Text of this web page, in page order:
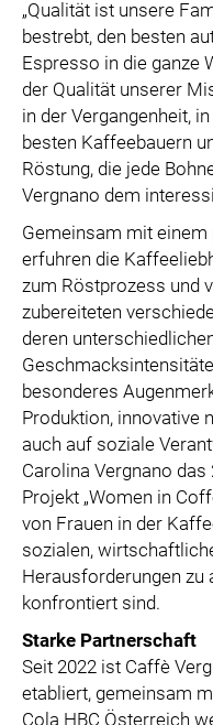
„Qualität ist unsere
bestrebt, den besten
Espresso in die ganze
der Qualität unserer
in der Vergangenheit,
besten Kaffeebauern
Röstung, die jede
Vergnano dem
Gemeinsam mit
erfuhren die
zum Röstprozess und
zubereiteten
deren
besonderes
Produktion, innovative
auch auf soziale
Carolina Vergnano
Projekt „Women in
von Frauen in der
sozialen,
Herausforderungen zu
konfrontiert sind.
Starke Partnerschaft
Seit 2022 ist Caffè
etabliert, gemeinsam
Cola HBC Österreich